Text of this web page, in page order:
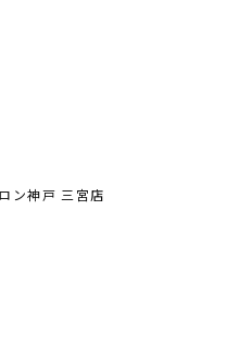
ン神戸 三宮店